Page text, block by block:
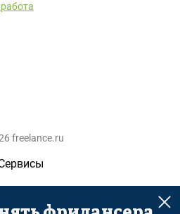
freelance.ru